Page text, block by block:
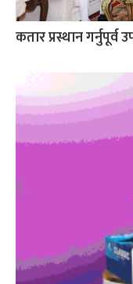
कतार प्रस्थान गर्नुपूर्व